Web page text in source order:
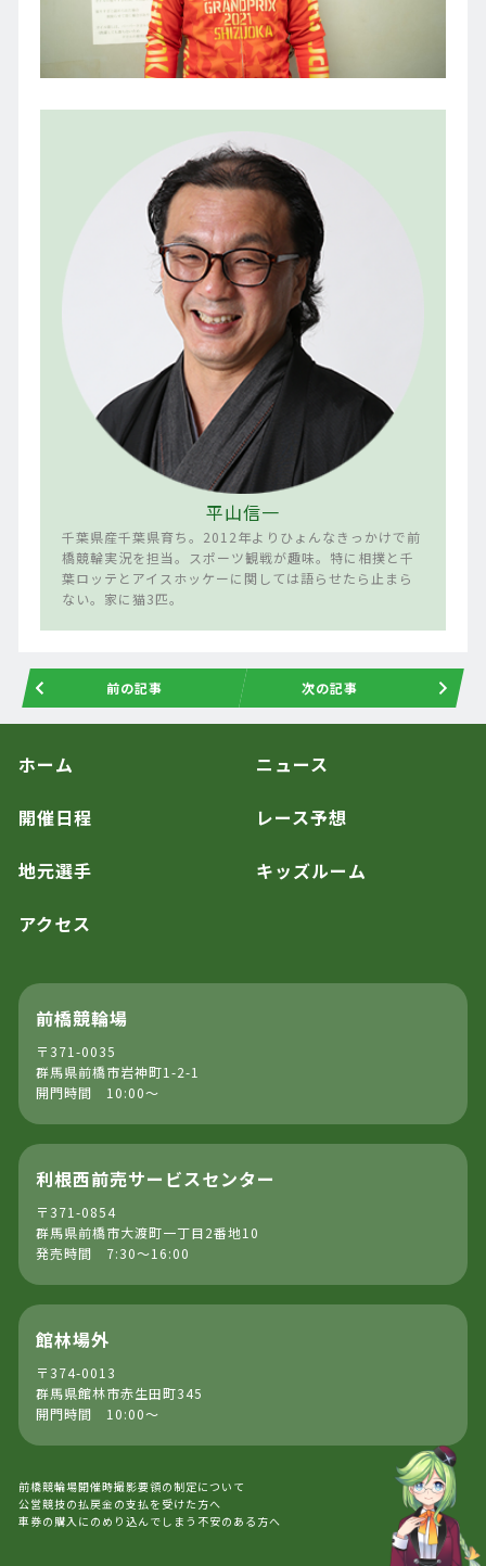
平山信一
千葉県産千葉県育ち。2012年よりひょんなきっかけで前
橋競輪実況を担当。スポーツ観戦が趣味。特に相撲と千
葉ロッテとアイスホッケーに関しては語らせたら止まら
ない。家に猫3匹。
前の記事 次の記事
ホーム ニュース
開催日程 レース予想
地元選手 キッズルーム
アクセス
前橋競輪場
〒371-0035
群馬県前橋市岩神町1-2-1
開門時間 10:00～
利根西前売サービスセンター
〒371-0854
群馬県前橋市大渡町一丁目2番地10
発売時間 7:30～16:00
館林場外
〒374-0013
群馬県館林市赤生田町345
開門時間 10:00～
前橋競輪場開催時撮影要領の制定について
公営競技の払戻金の支払を受けた方へ
車券の購入にのめり込んでしまう不安のある方へ